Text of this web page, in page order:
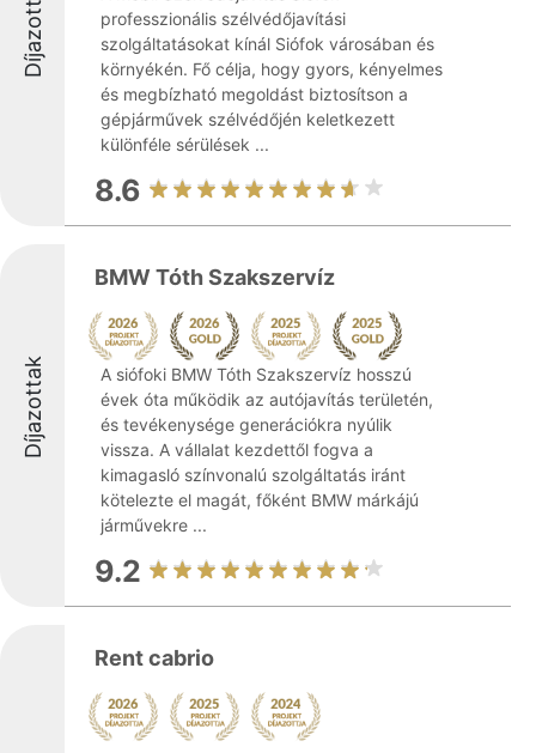
Díjazottak
professzionális szélvédőjavítási
szolgáltatásokat kínál Siófok városában és
környékén. Fő célja, hogy gyors, kényelmes
és megbízható megoldást biztosítson a
gépjárművek szélvédőjén keletkezett
különféle sérülések ...
8.6
Díjazottak
BMW Tóth Szakszervíz
A siófoki BMW Tóth Szakszervíz hosszú
évek óta működik az autójavítás területén,
és tevékenysége generációkra nyúlik
vissza. A vállalat kezdettől fogva a
kimagasló színvonalú szolgáltatás iránt
kötelezte el magát, főként BMW márkájú
járművekre ...
9.2
Rent cabrio